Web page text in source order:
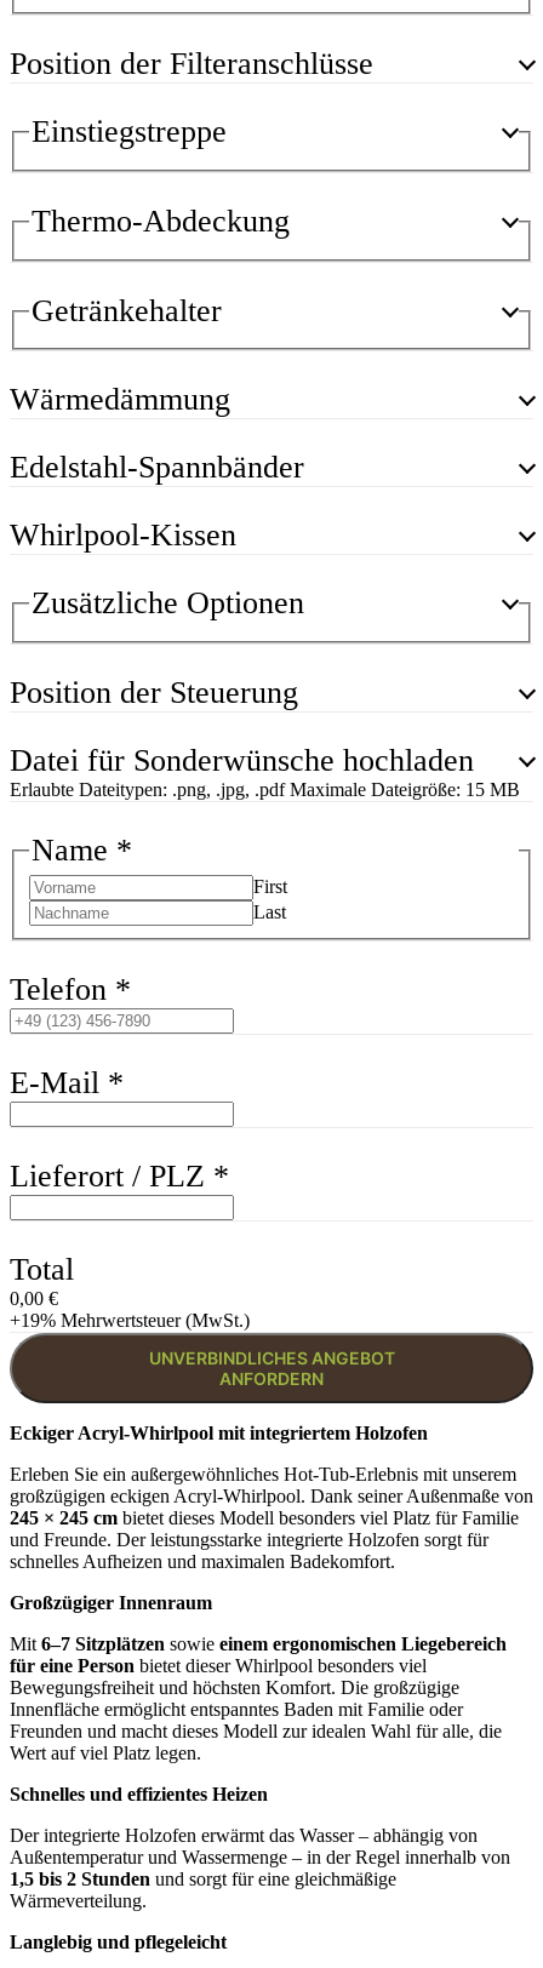
Position der Filteranschlüsse
Einstiegstreppe
Thermo-Abdeckung
Getränkehalter
Wärmedämmung
Edelstahl-Spannbänder
Whirlpool-Kissen
Zusätzliche Optionen
Position der Steuerung
Datei für Sonderwünsche hochladen
Erlaubte Dateitypen: .png, .jpg, .pdf Maximale Dateigröße: 15 MB
Name *
First
Last
Telefon *
E-Mail *
Lieferort / PLZ *
Total
0,00 €
+19% Mehrwertsteuer (MwSt.)
UNVERBINDLICHES ANGEBOT
ANFORDERN
Eckiger Acryl-Whirlpool mit integriertem Holzofen
Erleben Sie ein außergewöhnliches Hot-Tub-Erlebnis mit unserem
großzügigen eckigen Acryl-Whirlpool. Dank seiner Außenmaße von
245 × 245 cm bietet dieses Modell besonders viel Platz für Familie
und Freunde. Der leistungsstarke integrierte Holzofen sorgt für
schnelles Aufheizen und maximalen Badekomfort.
Großzügiger Innenraum
Mit 6–7 Sitzplätzen sowie einem ergonomischen Liegebereich
für eine Person bietet dieser Whirlpool besonders viel
Bewegungsfreiheit und höchsten Komfort. Die großzügige
Innenfläche ermöglicht entspanntes Baden mit Familie oder
Freunden und macht dieses Modell zur idealen Wahl für alle, die
Wert auf viel Platz legen.
Schnelles und effizientes Heizen
Der integrierte Holzofen erwärmt das Wasser – abhängig von
Außentemperatur und Wassermenge – in der Regel innerhalb von
1,5 bis 2 Stunden und sorgt für eine gleichmäßige
Wärmeverteilung.
Langlebig und pflegeleicht